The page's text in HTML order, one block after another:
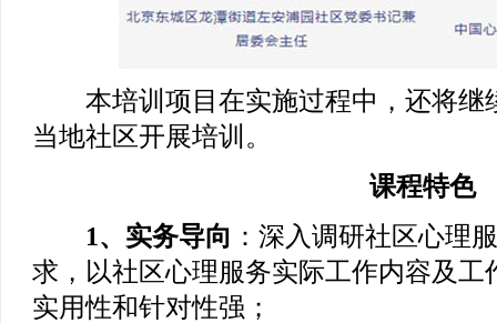
本培训项目在实施过程中，还将继
当地社区开展培训。
课程特色
1、实务导向 ：深入调研社区心理
求，以社区心理服务实际工作内容及
实用性和针对性强；